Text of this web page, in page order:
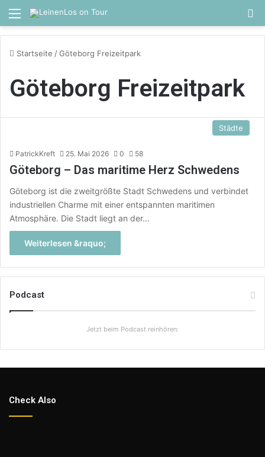
Menü
Startseite /Göteborg Freizeitpark
Göteborg Freizeitpark
Städte
PatrickKreft 25. Mai 2026 0 58
Göteborg – Das maritime Herz Schwedens
Göteborg ist die zweitgrößte Stadt Schwedens und verbindet
industriellen Charme mit einer entspannten maritimen
Atmosphäre. Die Stadt liegt an der…
Weiterlesen &raquo;
Podcast
Jetzt beim Podcast reinhören:
Check Also